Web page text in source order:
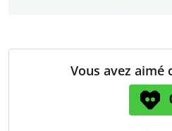
Vous avez aimé